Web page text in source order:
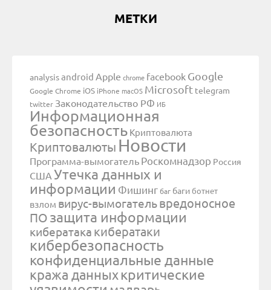
МЕТКИ
analysisandroid Apple chrome facebook Google
Google Chrome iOS iPhone macOS Microsoft telegram
twitter Законодательство РФ ИБ
Информационная
безопасность Криптовалюта
Криптовалюты Новости
Программа-вымогатель Роскомнадзор Россия
США Утечка данных и
информации Фишингбаг баги ботнет
взлом вирус-вымогательвредоносное
ПО защита информации
кибератака кибератаки
кибербезопасность
конфиденциальные данные
кража данных критические